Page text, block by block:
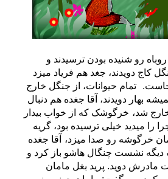
رو شنیده بودن ترسیدند و
کاج دویدند، جغد هم فریاد میزد
تمام حیوانات، از جنگل خارج
بهار دویدند، آقا جغده هم دنبال
شد، خرگوشک که از خواب بیدار
را میدید خیلی ترسیده بود، گریه
خرگوشه رو صدا میزد،
آقا جغده
دیگه نشست چنگال هاشو باز کرد و
دوید. پرید بغل مامان